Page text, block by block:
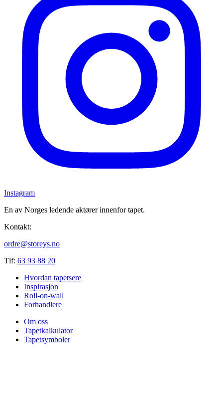
Instagram
En av Norges ledende aktører innenfor tapet.
Kontakt:
ordre@storeys.no
Tlf: 63 93 88 20
Hvordan tapetsere
Inspirasjon
Roll-on-wall
Forhandlere
Om oss
Tapetkalkulator
Tapetsymboler